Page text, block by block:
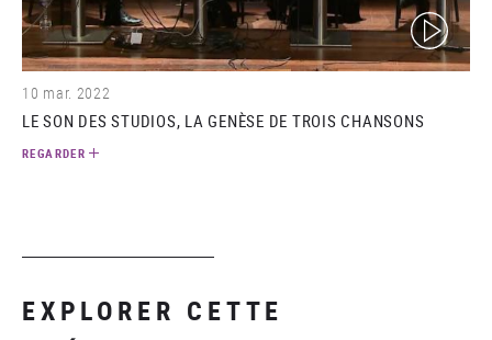
(video)
10 mar. 2022
LE SON DES STUDIOS, LA GENÈSE DE TROIS CHANSONS
REGARDER
EXPLORER CETTE